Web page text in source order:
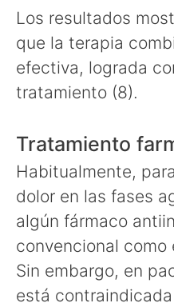
Los resultados
que la terapia
efectiva, lograda
tratamiento (8).
Tratamiento
Habitualmente,
dolor en las fases
algún fármaco
convencional como
Sin embargo, en
está